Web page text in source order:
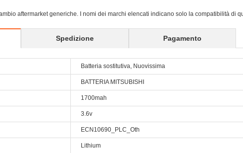
aftermarket generiche. I nomi dei marchi elencati indicano solo la compatibilità di
Spedizione Pagamento
Batteria sostitutiva, Nuovissima
BATTERIA MITSUBISHI
1700mah
3.6v
ECN10690_PLC_Oth
Lithium